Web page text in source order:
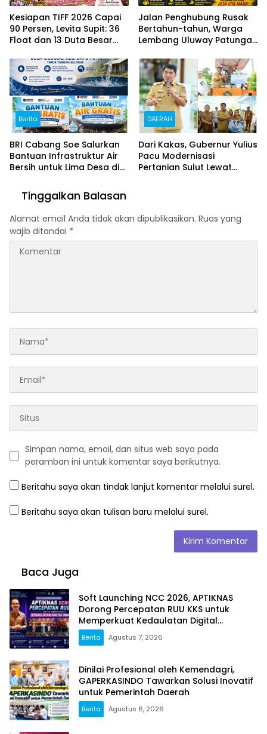
Kesiapan TIFF 2026 Capai
90 Persen, Levita Supit: 36
Float dan 13 Duta Besar
Jalan Penghubung Rusak
Bertahun-tahun, Warga
Lembang Uluway Patungan
Swadaya
Berita
BRI Cabang Soe Salurkan
Bantuan Infrastruktur Air
Bersih untuk Lima Desa di
DAERAH
Dari Kakas, Gubernur Yulius
Pacu Modernisasi
Pertanian Sulut Lewat
Tinggalkan Balasan
Alamat email Anda tidak akan dipublikasikan. Ruas yang
wajib ditandai *
Simpan nama, email, dan situs web saya pada
peramban ini untuk komentar saya berikutnya.
Beritahu saya akan tindak lanjut komentar melalui surel.
Beritahu saya akan tulisan baru melalui surel.
Baca Juga
Soft Launching NCC 2026, APTIKNAS
Dorong Percepatan RUU KKS untuk
Memperkuat Kedaulatan Digital
Indonesia
Berita Agustus 7, 2026
Dinilai Profesional oleh Kemendagri,
GAPERKASINDO Tawarkan Solusi Inovatif
untuk Pemerintah Daerah
Berita Agustus 6, 2026